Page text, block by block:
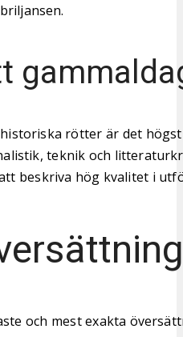
rötter är det
teknik och
beskriva hög kvalitet i
och mest exakta